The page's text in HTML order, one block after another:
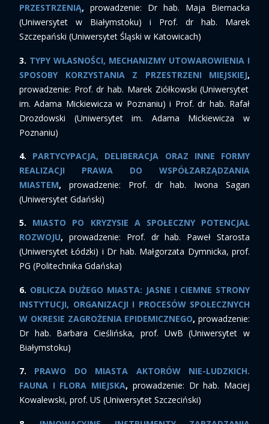
PRZESTRZENIĄ, prowadzenie: Dr hab. Maja Biernacka
(Uniwersytet w Białymstoku) i Prof. dr hab. Marek
Szczepański (Uniwersytet Śląski w Katowicach)
3. TYPY WŁASNOŚCI, MECHANIZMY UTOWAROWIENIA I
SPOSOBY KORZYSTANIA Z PRZESTRZENI MIEJSKIEJ,
prowadzenie: Prof. dr hab. Marek Ziółkowski (Uniwersytet
im. Adama Mickiewicza w Poznaniu) i Prof. dr hab. Rafał
Drozdowski (Uniwersytet im. Adama Mickiewicza w
Poznaniu)
4. PARTYCYPACJA, DELIBERACJA ORAZ INNE FORMY
REALIZACJI PRAWA DO WSPÓŁZARZĄDZANIA
MIASTEM, prowadzenie: Prof. dr hab. Iwona Sagan
(Uniwersytet Gdański)
5. MIASTO PO KRYZYSIE A SPOŁECZNY POTENCJAŁ
ROZWOJU, prowadzenie: Prof. dr hab. Paweł Starosta
(Uniwersytet Łódzki) i Dr hab. Małgorzata Dymnicka, prof.
PG (Politechnika Gdańska)
6. OBLICZA DUŻEGO MIASTA: JASNE I CIEMNE STRONY
INSTYTUCJI, ORGANIZACJI I PROCESÓW SPOŁECZNYCH
W OKRESIE ZAGROŻENIA EPIDEMICZNEGO, prowadzenie:
Dr hab. Barbara Cieślińska, prof. UwB (Uniwersytet w
Białymstoku)
7. PRAWO DO MIASTA AKTORÓW NIE-LUDZKICH.
FAUNA I FLORA MIEJSKA, prowadzenie: Dr hab. Maciej
Kowalewski, prof. US (Uniwersytet Szczeciński)